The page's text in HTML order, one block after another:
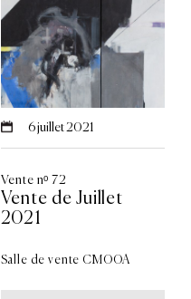
6juillet 2021
Vente nᵒ 72
Vente de Juillet
2021
Salle de vente CMOOA